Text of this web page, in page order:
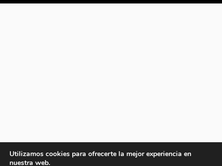
Utilizamos cookies para ofrecerte la mejor experiencia en
nuestra web.